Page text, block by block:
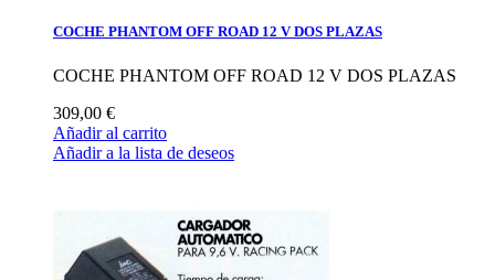
COCHE PHANTOM OFF ROAD 12 V DOS PLAZAS
COCHE PHANTOM OFF ROAD 12 V DOS PLAZAS
309,00 €
Añadir al carrito
Añadir a la lista de deseos